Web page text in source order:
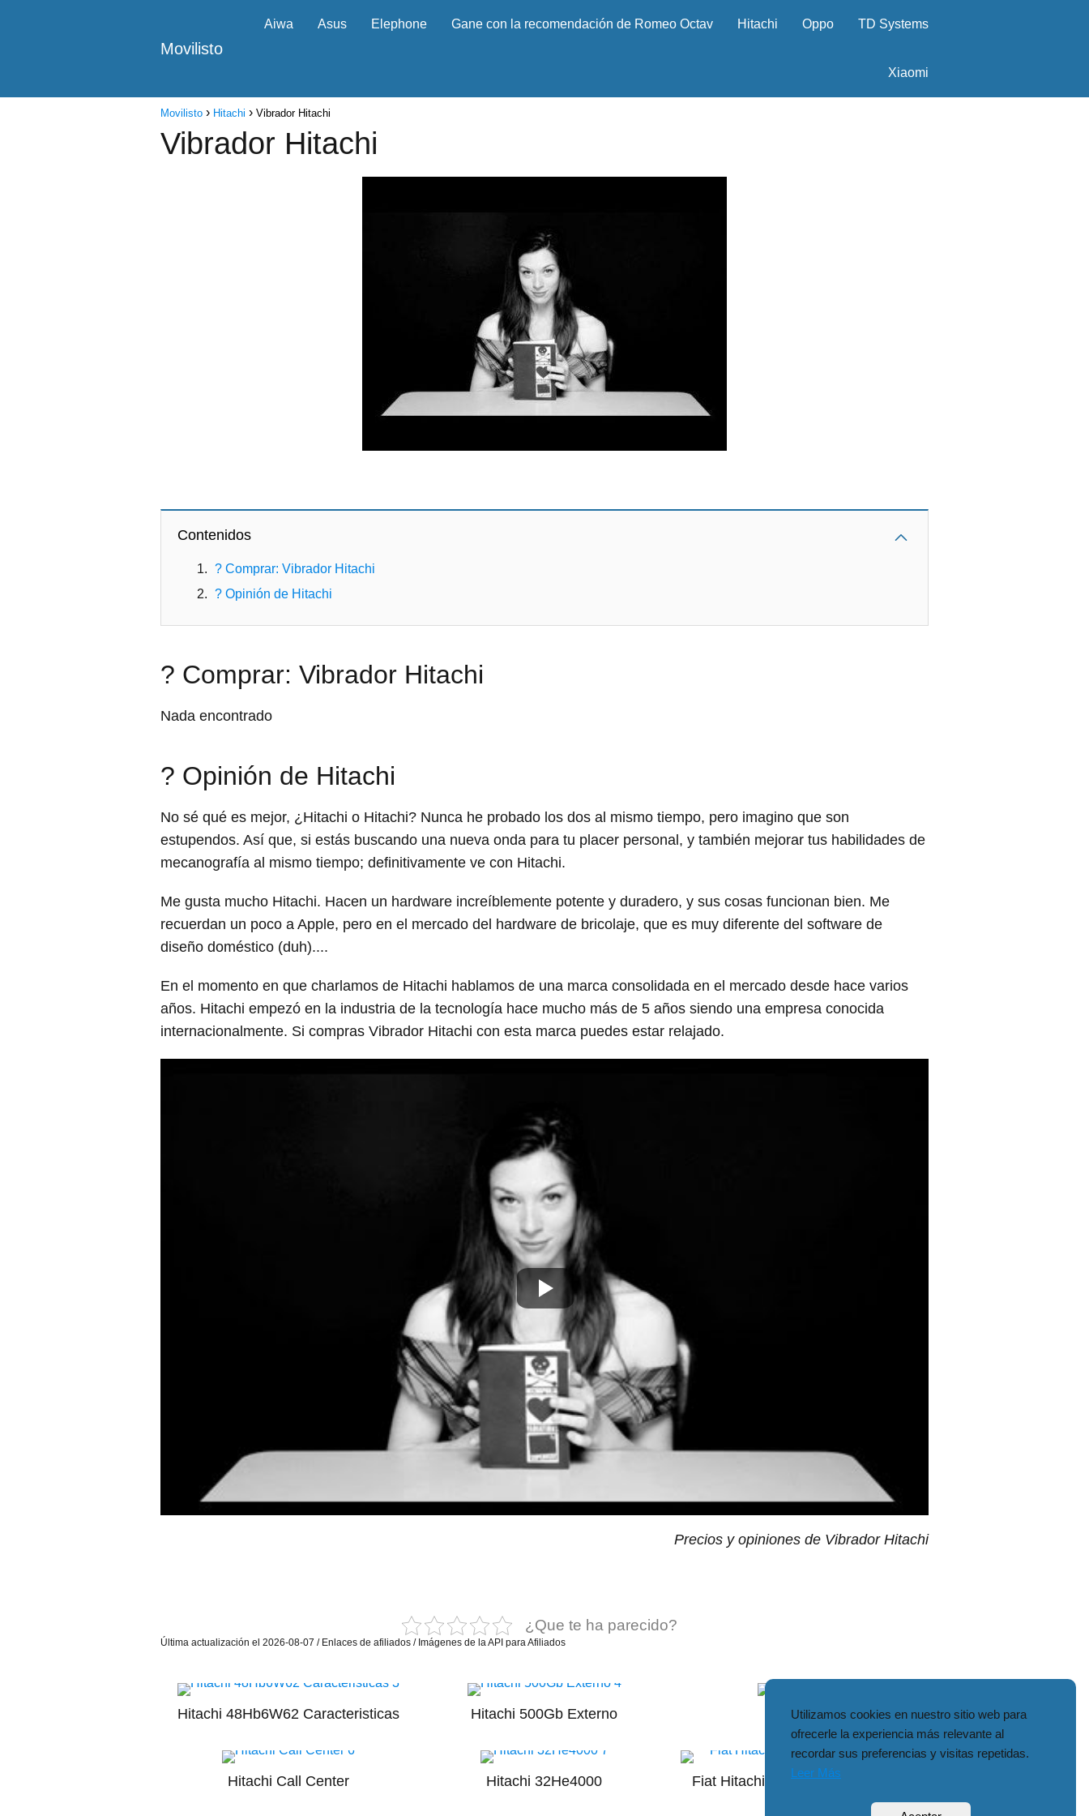
Movilisto
Aiwa Asus Elephone Gane con la recomendación de Romeo Octav Hitachi Oppo TD Systems
Xiaomi
Movilisto Hitachi Vibrador Hitachi
Vibrador Hitachi
Contenidos
? Comprar: Vibrador Hitachi
? Opinión de Hitachi
? Comprar: Vibrador Hitachi
Nada encontrado
? Opinión de Hitachi
No sé qué es mejor, ¿Hitachi o Hitachi? Nunca he probado los dos al mismo tiempo, pero imagino que son
estupendos. Así que, si estás buscando una nueva onda para tu placer personal, y también mejorar tus habilidades de
mecanografía al mismo tiempo; definitivamente ve con Hitachi.
Me gusta mucho Hitachi. Hacen un hardware increíblemente potente y duradero, y sus cosas funcionan bien. Me
recuerdan un poco a Apple, pero en el mercado del hardware de bricolaje, que es muy diferente del software de
diseño doméstico (duh)....
En el momento en que charlamos de Hitachi hablamos de una marca consolidada en el mercado desde hace varios
años. Hitachi empezó en la industria de la tecnología hace mucho más de 5 años siendo una empresa conocida
internacionalmente. Si compras Vibrador Hitachi con esta marca puedes estar relajado.
Precios y opiniones de Vibrador Hitachi
¿Que te ha parecido?
Última actualización el 2026-08-07 / Enlaces de afiliados / Imágenes de la API para Afiliados
Hitachi 48Hb6W62 Caracteristicas Hitachi 500Gb Externo Hitachi Ata
Hitachi Call Center Hitachi 32He4000
Fiat Hitachi Ex 165 W Technische
Utilizamos cookies en nuestro sitio web para
ofrecerle la experiencia más relevante al
recordar sus preferencias y visitas repetidas.
Leer Más